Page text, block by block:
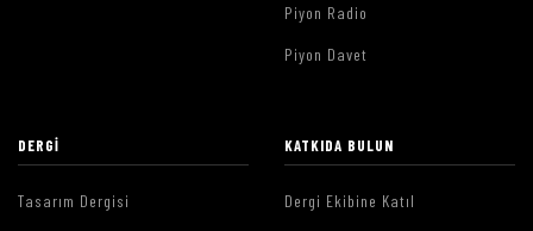
Piyon Radio
Piyon Davet
DERGI
Tasarım Dergisi
KATKIDA BULUN
Dergi Ekibine Katıl